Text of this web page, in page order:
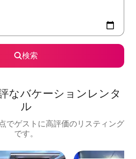
検索
なバケーションレンタ
ル
でゲストに高評価のリスティング
です。